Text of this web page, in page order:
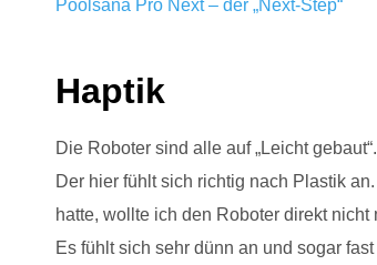
Poolsana Pro Next – der „Next-Step“
Haptik
Die Roboter sind alle auf „Leicht
Der hier fühlt sich richtig nach Plastik
hatte, wollte ich den Roboter direkt nicht
Es fühlt sich sehr dünn an und sogar